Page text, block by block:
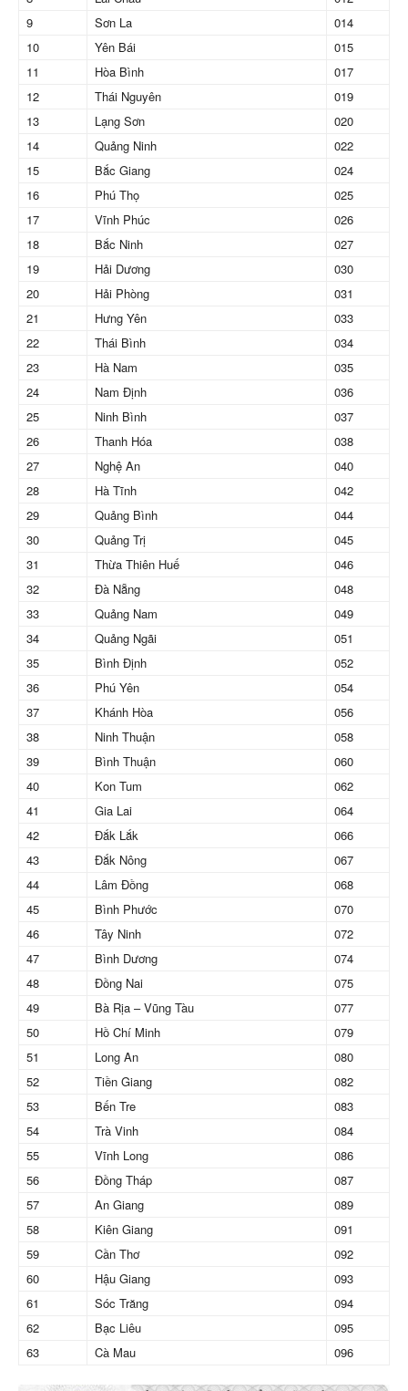
9
Sơn La
014
10
Yên Bái
015
11
Hòa Bình
017
12
Thái Nguyên
019
13
Lạng Sơn
020
14
Quảng Ninh
022
15
Bắc Giang
024
16
Phú Thọ
025
17
Vĩnh Phúc
026
18
Bắc Ninh
027
19
Hải Dương
030
20
Hải Phòng
031
21
Hưng Yên
033
22
Thái Bình
034
23
Hà Nam
035
24
Nam Định
036
25
Ninh Bình
037
26
Thanh Hóa
038
27
Nghệ An
040
28
Hà Tĩnh
042
29
Quảng Bình
044
30
Quảng Trị
045
31
Thừa Thiên Huế
046
32
Đà Nẵng
048
33
Quảng Nam
049
34
Quảng Ngãi
051
35
Bình Định
052
36
Phú Yên
054
37
Khánh Hòa
056
38
Ninh Thuận
058
39
Bình Thuận
060
40
Kon Tum
062
41
Gia Lai
064
42
Đắk Lắk
066
43
Đắk Nông
067
44
Lâm Đồng
068
45
Bình Phước
070
46
Tây Ninh
072
47
Bình Dương
074
48
Đồng Nai
075
49
Bà Rịa – Vũng Tàu
077
50
Hồ Chí Minh
079
51
Long An
080
52
Tiền Giang
082
53
Bến Tre
083
54
Trà Vinh
084
55
Vĩnh Long
086
56
Đồng Tháp
087
57
An Giang
089
58
Kiên Giang
091
59
Cần Thơ
092
60
Hậu Giang
093
61
Sóc Trăng
094
62
Bạc Liêu
095
63
Cà Mau 096